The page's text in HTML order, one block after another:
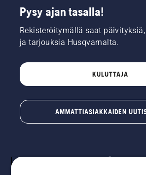
Pysy ajan tasalla!
Rekisteröitymällä saat
ja tarjouksia Husqvarnalta.
KULUTTAJA
AMMATTIASIAKKAIDEN